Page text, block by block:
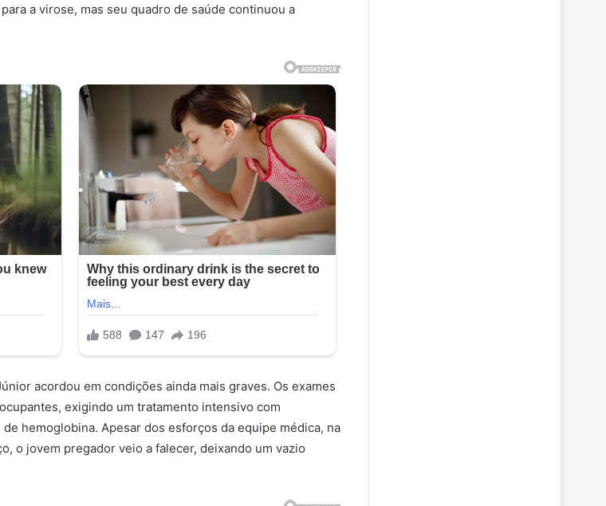
a virose, mas seu quadro de saúde continuou a
acordou em condições ainda mais graves. Os exames
exigindo um tratamento intensivo com
hemoglobina. Apesar dos esforços da equipe médica, na
o jovem pregador veio a falecer, deixando um vazio